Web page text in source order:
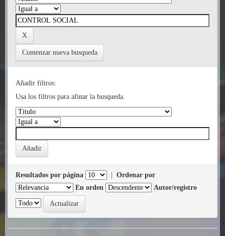
Comenzar nueva busqueda
Añadir filtros:
Usa los filtros para afinar la busqueda.
Resultados por página
Ordenar por
En orden
Autor/registro